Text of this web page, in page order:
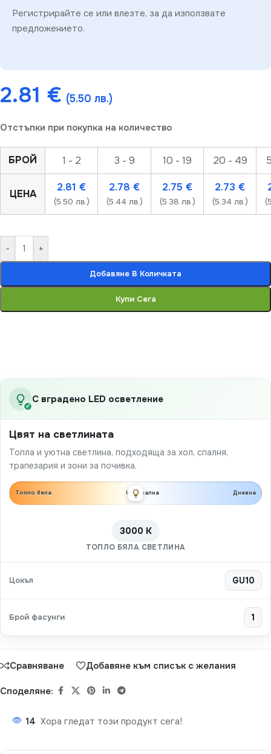
Регистрирайте се или влезте, за да използвате
предложението.
2.81 € (5.50 лв.)
Отстъпки при покупка на количество
БРОЙ 1 - 2 3 - 9 10 - 19 20 - 49
ЦЕНА
2.81 €
(5.50 лв.)
2.78 €
(5.44 лв.)
2.75 €
(5.38 лв.)
2.73 €
(5.34 лв.)
- +
Добавяне В Количката
Купи Сега
✓
С вградено LED осветление
Цвят на светлината
Топла и уютна светлина, подходяща за хол, спалня,
трапезария и зони за почивка.
Топло бяла Неутрална Дневна
3000 K
ТОПЛО БЯЛА СВЕТЛИНА
Цокъл GU10
Брой фасунги 1
Сравняване Добавяне към списък с желания
Споделяне:
14 Хора гледат този продукт сега!